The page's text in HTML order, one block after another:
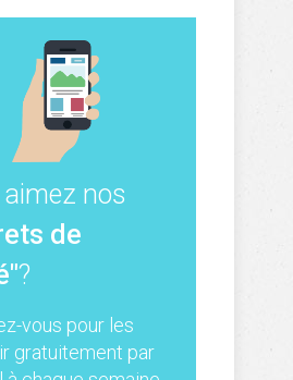
nos
de
?
vous pour les
gratuitement par